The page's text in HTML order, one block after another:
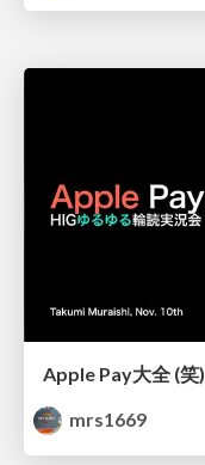
Apple Pay大全 (笑)
mrs1669